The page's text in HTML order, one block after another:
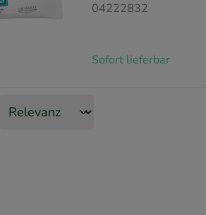
04222832
Sofort lieferbar